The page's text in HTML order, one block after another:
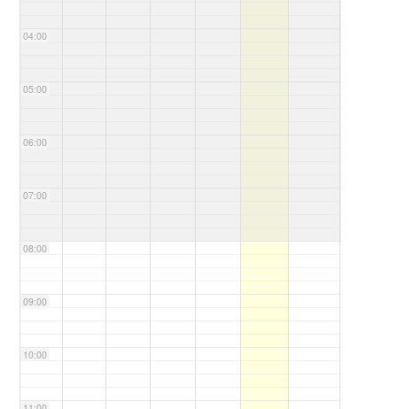
04:00
05:00
06:00
07:00
08:00
09:00
10:00